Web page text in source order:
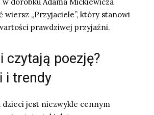
wiersz „Przyjaciele”, który stanowi
prawdziwej przyjaźni.
czytają poezję?
i trendy
dzieci jest niezwykle cennym